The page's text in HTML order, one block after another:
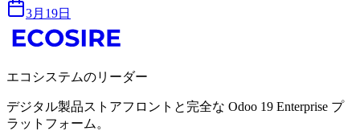
3月19日
エコシステムのリーダー
デジタル製品ストアフロントと完全な Odoo 19 Enterprise プ
ラットフォーム。